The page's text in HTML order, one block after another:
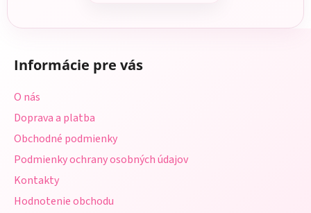
Informácie pre vás
O nás
Doprava a platba
Obchodné podmienky
Podmienky ochrany osobných údajov
Kontakty
Hodnotenie obchodu